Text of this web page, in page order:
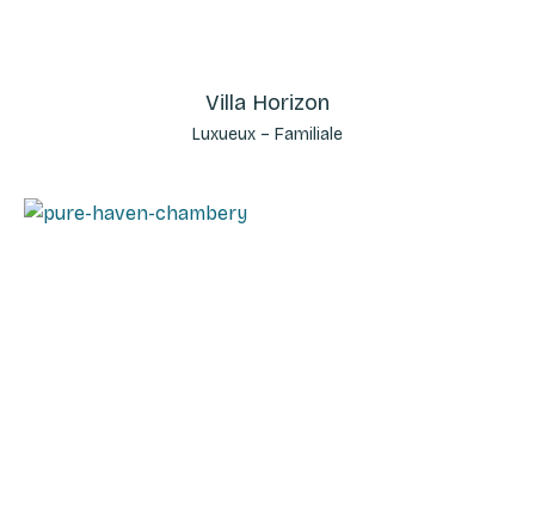
Villa Horizon
Luxueux – Familiale